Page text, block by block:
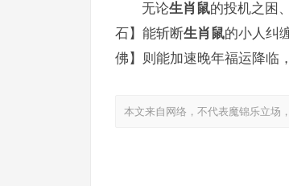
无论生肖鼠的投机之困、
石】能斩断生肖鼠的小人纠
佛】则能加速晚年福运降临
本文来自网络，不代表魔锦乐立场